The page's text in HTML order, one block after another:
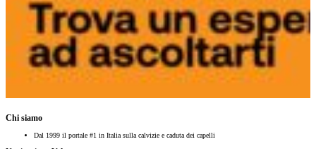
Chi siamo
Dal 1999 il portale #1 in Italia sulla calvizie e caduta dei capelli